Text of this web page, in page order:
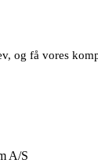
A/S
og få vores